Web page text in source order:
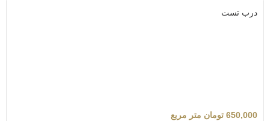
درب تست
650,000 تومان متر مربع